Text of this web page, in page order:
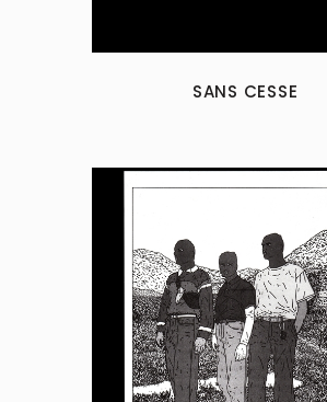
SANS CESSE